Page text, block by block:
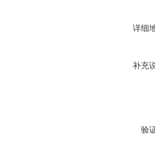
详细
补充
验